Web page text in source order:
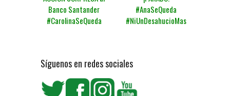
Banco Santander
#CarolinaSeQueda
#AnaSeQueda
#NiUnDesahucioMas
Síguenos en redes sociales